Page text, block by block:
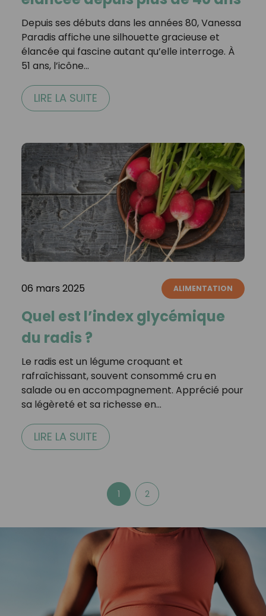
Depuis ses débuts dans les années 80, Vanessa
Paradis affiche une silhouette gracieuse et
élancée qui fascine autant qu’elle interroge. À
51 ans, l’icône…
LIRE LA SUITE
06 mars 2025 ALIMENTATION
Quel est l’index glycémique
du radis ?
Le radis est un légume croquant et
rafraîchissant, souvent consommé cru en
salade ou en accompagnement. Apprécié pour
sa légèreté et sa richesse en…
LIRE LA SUITE
1 2